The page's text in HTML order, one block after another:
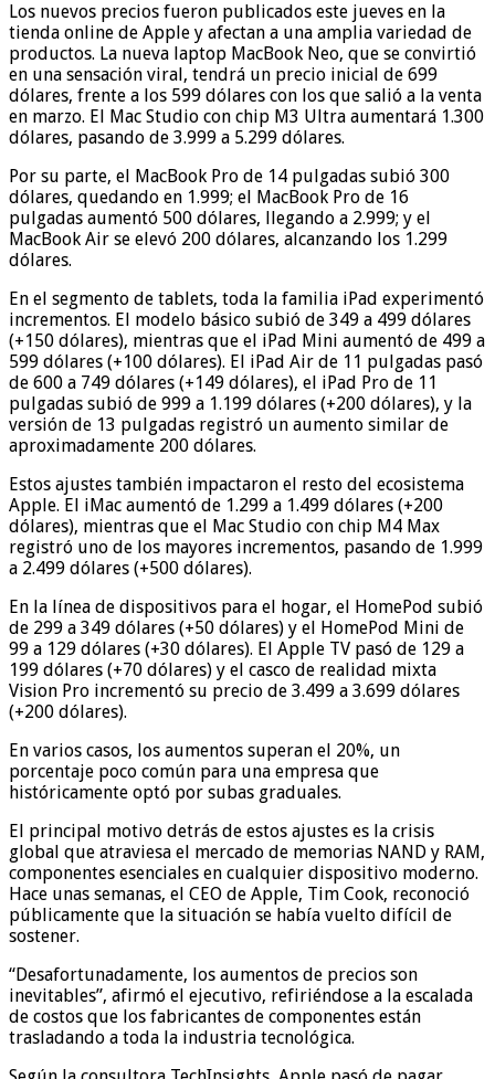
Los nuevos precios fueron publicados este jueves en la
tienda online de Apple y afectan a una amplia variedad de
productos. La nueva laptop MacBook Neo, que se convirtió
en una sensación viral, tendrá un precio inicial de 699
dólares, frente a los 599 dólares con los que salió a la venta
en marzo. El Mac Studio con chip M3 Ultra aumentará 1.300
dólares, pasando de 3.999 a 5.299 dólares.
Por su parte, el MacBook Pro de 14 pulgadas subió 300
dólares, quedando en 1.999; el MacBook Pro de 16
pulgadas aumentó 500 dólares, llegando a 2.999; y el
MacBook Air se elevó 200 dólares, alcanzando los 1.299
dólares.
En el segmento de tablets, toda la familia iPad experimentó
incrementos. El modelo básico subió de 349 a 499 dólares
(+150 dólares), mientras que el iPad Mini aumentó de 499 a
599 dólares (+100 dólares). El iPad Air de 11 pulgadas pasó
de 600 a 749 dólares (+149 dólares), el iPad Pro de 11
pulgadas subió de 999 a 1.199 dólares (+200 dólares), y la
versión de 13 pulgadas registró un aumento similar de
aproximadamente 200 dólares.
Estos ajustes también impactaron el resto del ecosistema
Apple. El iMac aumentó de 1.299 a 1.499 dólares (+200
dólares), mientras que el Mac Studio con chip M4 Max
registró uno de los mayores incrementos, pasando de 1.999
a 2.499 dólares (+500 dólares).
En la línea de dispositivos para el hogar, el HomePod subió
de 299 a 349 dólares (+50 dólares) y el HomePod Mini de
99 a 129 dólares (+30 dólares). El Apple TV pasó de 129 a
199 dólares (+70 dólares) y el casco de realidad mixta
Vision Pro incrementó su precio de 3.499 a 3.699 dólares
(+200 dólares).
En varios casos, los aumentos superan el 20%, un
porcentaje poco común para una empresa que
históricamente optó por subas graduales.
El principal motivo detrás de estos ajustes es la crisis
global que atraviesa el mercado de memorias NAND y RAM,
componentes esenciales en cualquier dispositivo moderno.
Hace unas semanas, el CEO de Apple, Tim Cook, reconoció
públicamente que la situación se había vuelto difícil de
sostener.
“Desafortunadamente, los aumentos de precios son
inevitables”, afirmó el ejecutivo, refiriéndose a la escalada
de costos que los fabricantes de componentes están
trasladando a toda la industria tecnológica.